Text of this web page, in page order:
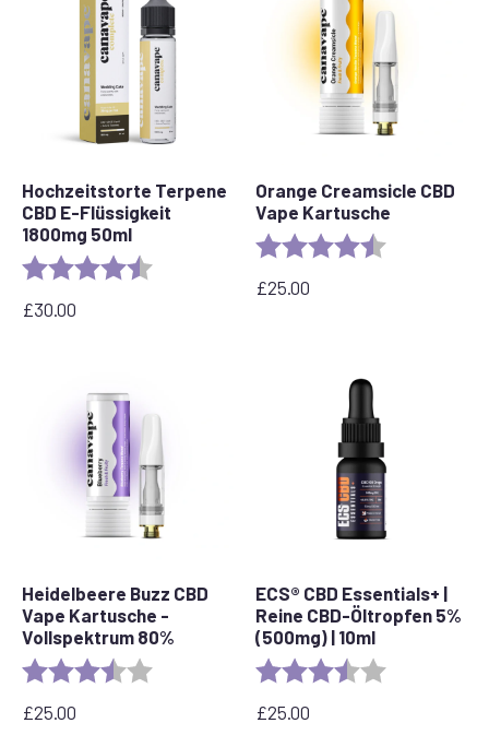
Hochzeitstorte Terpene
CBD E-Flüssigkeit
1800mg 50ml
Bewertung: 4,8 von 5 Sternen
£30.00
Orange Creamsicle CBD
Vape Kartusche
Bewertung:
£25.00
Heidelbeere Buzz CBD
Vape Kartusche -
Vollspektrum 80%
Bewertung: 3.6 out of 5 stars
£25.00
ECS® CBD Essentials+ |
Reine CBD-Öltropfen 5%
(500mg) | 10ml
Bewertung:
£25.00